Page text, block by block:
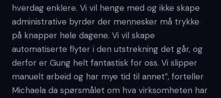
hverdag enklere. Vi vil henge med og ikke skape
administrative byrder der mennesker må trykke
på knapper hele dagene. Vi vil skape
automatiserte flyter i den utstrekning det går, og
derfor er Gung helt fantastisk for oss. Vi slipper
manuelt arbeid og har mye tid til annet”, forteller
Michaela da spørsmålet om hva virksomheten har